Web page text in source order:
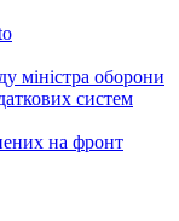
міністра оборони
систем
на фронт